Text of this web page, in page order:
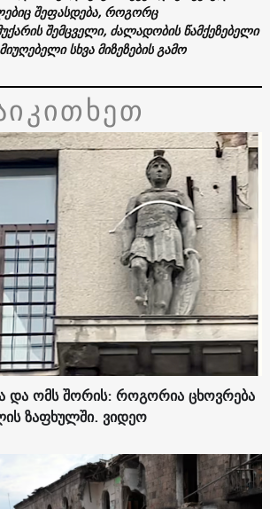
შეფასდება, როგორც
შემცველი, ძალადობის წამქეზებელი
სხვა მიზეზების გამო
და ომს შორის: როგორია ცხოვრება
ზაფხულში. ვიდეო